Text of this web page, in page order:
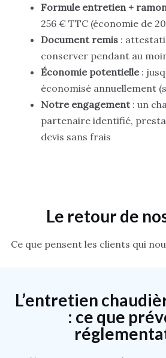
Formule entretien +
256 € TTC (économie de
Document remis :
conserver pendant au
Économie potentielle:
économisé annuellement
Notre engagement: un
partenaire identifié,
devis sans frais
Le retour de
Ce que pensent les clients qui
L’entretien
: ce que